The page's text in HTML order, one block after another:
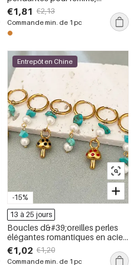
collection Simple Series Daily
Beads Star, en acier inoxydable,
couleur or, étanches, avec pierre
naturelle.
€1,81 €2,13
Commande min. de 1 pc
-15%
Entrepôt en Chine
13 à 25 jours
Boucles d&#39;oreilles perles
élégantes romantiques en acier
inoxydable, couleur or,
imperméables, avec perles
€1,02 €1,20
Commande min. de 1 pc